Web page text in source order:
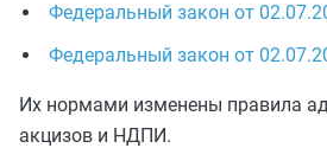
Федеральный закон от
Федеральный закон от
Их нормами изменены правила
акцизов и НДПИ.